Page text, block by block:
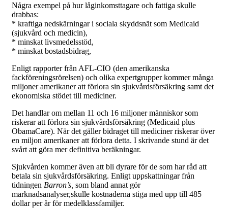
Några exempel på hur låginkomsttagare och fattiga skulle
drabbas:
* kraftiga nedskärningar i sociala skyddsnät som Medicaid
(sjukvård och medicin),
* minskat livsmedelsstöd,
* minskat bostadsbidrag,
Enligt rapporter från AFL-CIO (den amerikanska
fackföreningsrörelsen) och olika expertgrupper kommer många
miljoner amerikaner att förlora sin sjukvårdsförsäkring samt det
ekonomiska stödet till mediciner.
Det handlar om mellan 11 och 16 miljoner människor som
riskerar att förlora sin sjukvårdsförsäkring (Medicaid plus
ObamaCare). När det gäller bidraget till mediciner riskerar över
en miljon amerikaner att förlora detta. I skrivande stund är det
svårt att göra mer definitiva beräkningar.
Sjukvården kommer även att bli dyrare för de som har råd att
betala sin sjukvårdsförsäkring. Enligt uppskattningar från
tidningen Barron’s, som bland annat gör
marknadsanalyser,skulle kostnaderna stiga med upp till 485
dollar per år för medelklassfamiljer.